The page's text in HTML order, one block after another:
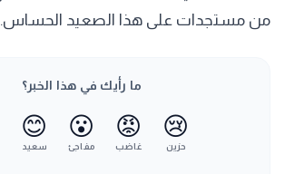
من مستجدات على هذا الصعيد الحساس.
ما رأيك في هذا الخبر؟
😢
حزين
😡
غاضب
😮
مفاجئ
😊
سعيد